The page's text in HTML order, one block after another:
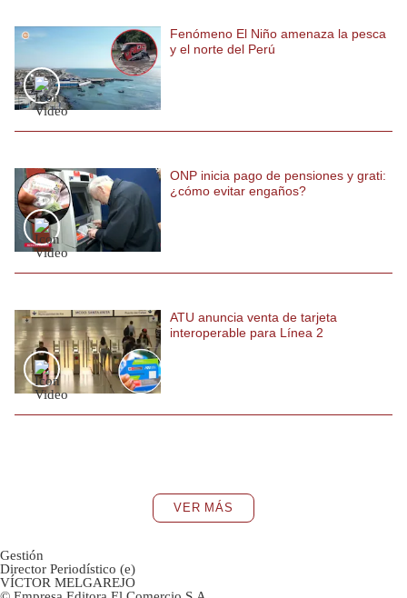
Fenómeno El Niño amenaza la pesca
y el norte del Perú
ONP inicia pago de pensiones y grati:
¿cómo evitar engaños?
ATU anuncia venta de tarjeta
interoperable para Línea 2
VER MÁS
Gestión
Director Periodístico (e)
VÍCTOR MELGAREJO